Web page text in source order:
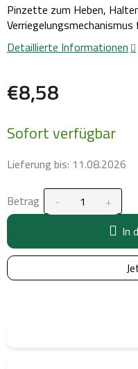
€8,58
Sofort verfügbar
Lieferung bis: 11.08.2026
Betrag
In
Pinzette zum Heben,
Detaillierte Informationen